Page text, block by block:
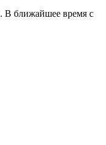
В ближайшее время с